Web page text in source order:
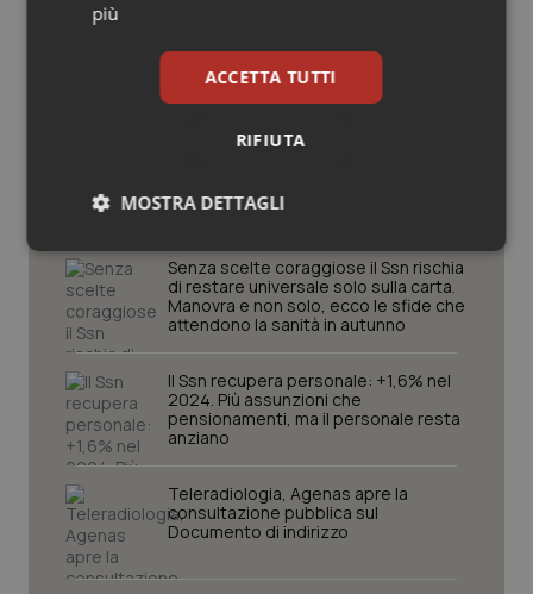
Ulcera & Reflusso
Potrebbe interessarti in
Studi e Analisi
Senza scelte coraggiose il Ssn rischia
di restare universale solo sulla carta.
Manovra e non solo, ecco le sfide che
attendono la sanità in autunno
Il Ssn recupera personale: +1,6% nel
2024. Più assunzioni che
pensionamenti, ma il personale resta
anziano
Teleradiologia, Agenas apre la
consultazione pubblica sul
Documento di indirizzo
più
ACCETTA TUTTI
RIFIUTA
MOSTRA DETTAGLI
Necessari Statistici Marketing
Necessari Statistici Marketing
I cookie necessari contribuiscono a rendere fruibile il
sito web abilitandone funzionalità di base quali la
navigazione sulle pagine e l'accesso alle aree
protette del sito. Il sito web non è in grado di
funzionare correttamente senza questi cookie.
Nome
Fornitore/Dominio